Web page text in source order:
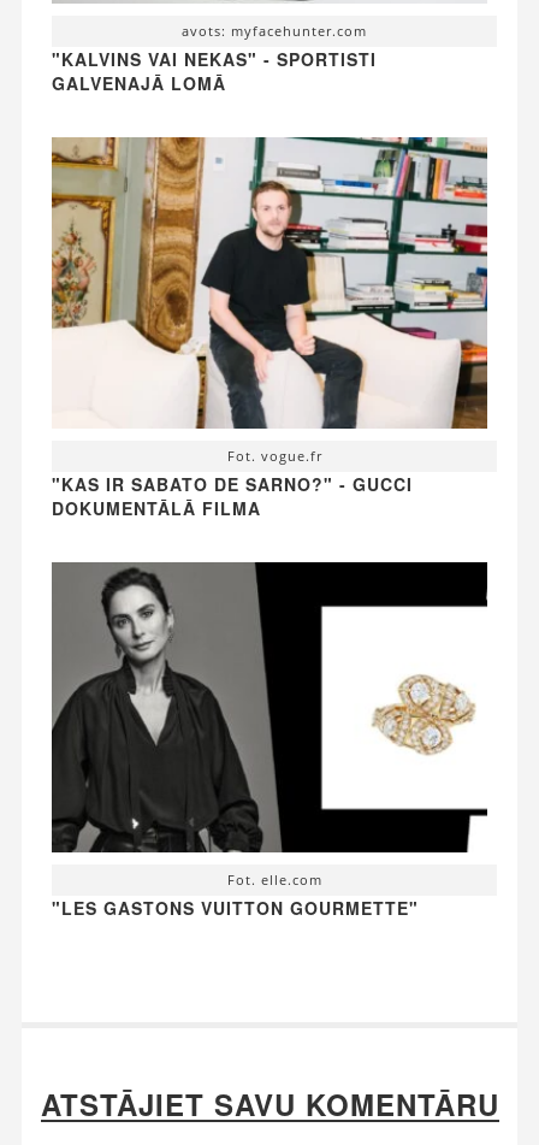
avots: myfacehunter.com
"KALVINS VAI NEKAS" - SPORTISTI
GALVENAJĀ LOMĀ
Fot. vogue.fr
"KAS IR SABATO DE SARNO?" - GUCCI
DOKUMENTĀLĀ FILMA
Fot. elle.com
"LES GASTONS VUITTON GOURMETTE"
ATSTĀJIET SAVU KOMENTĀRU